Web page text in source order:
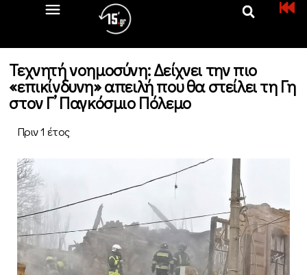
Τεχνητή νοημοσύνη: Δείχνει την πιο
«επικίνδυνη» απειλή που θα στείλει τη Γη
στον Γ’ Παγκόσμιο Πόλεμο
Πριν 1 έτος